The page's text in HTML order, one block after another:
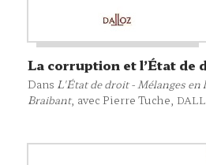
La corruption et l’État de
Dans L'État de droit - Mélanges
Braibant, avec Pierre Tuche,